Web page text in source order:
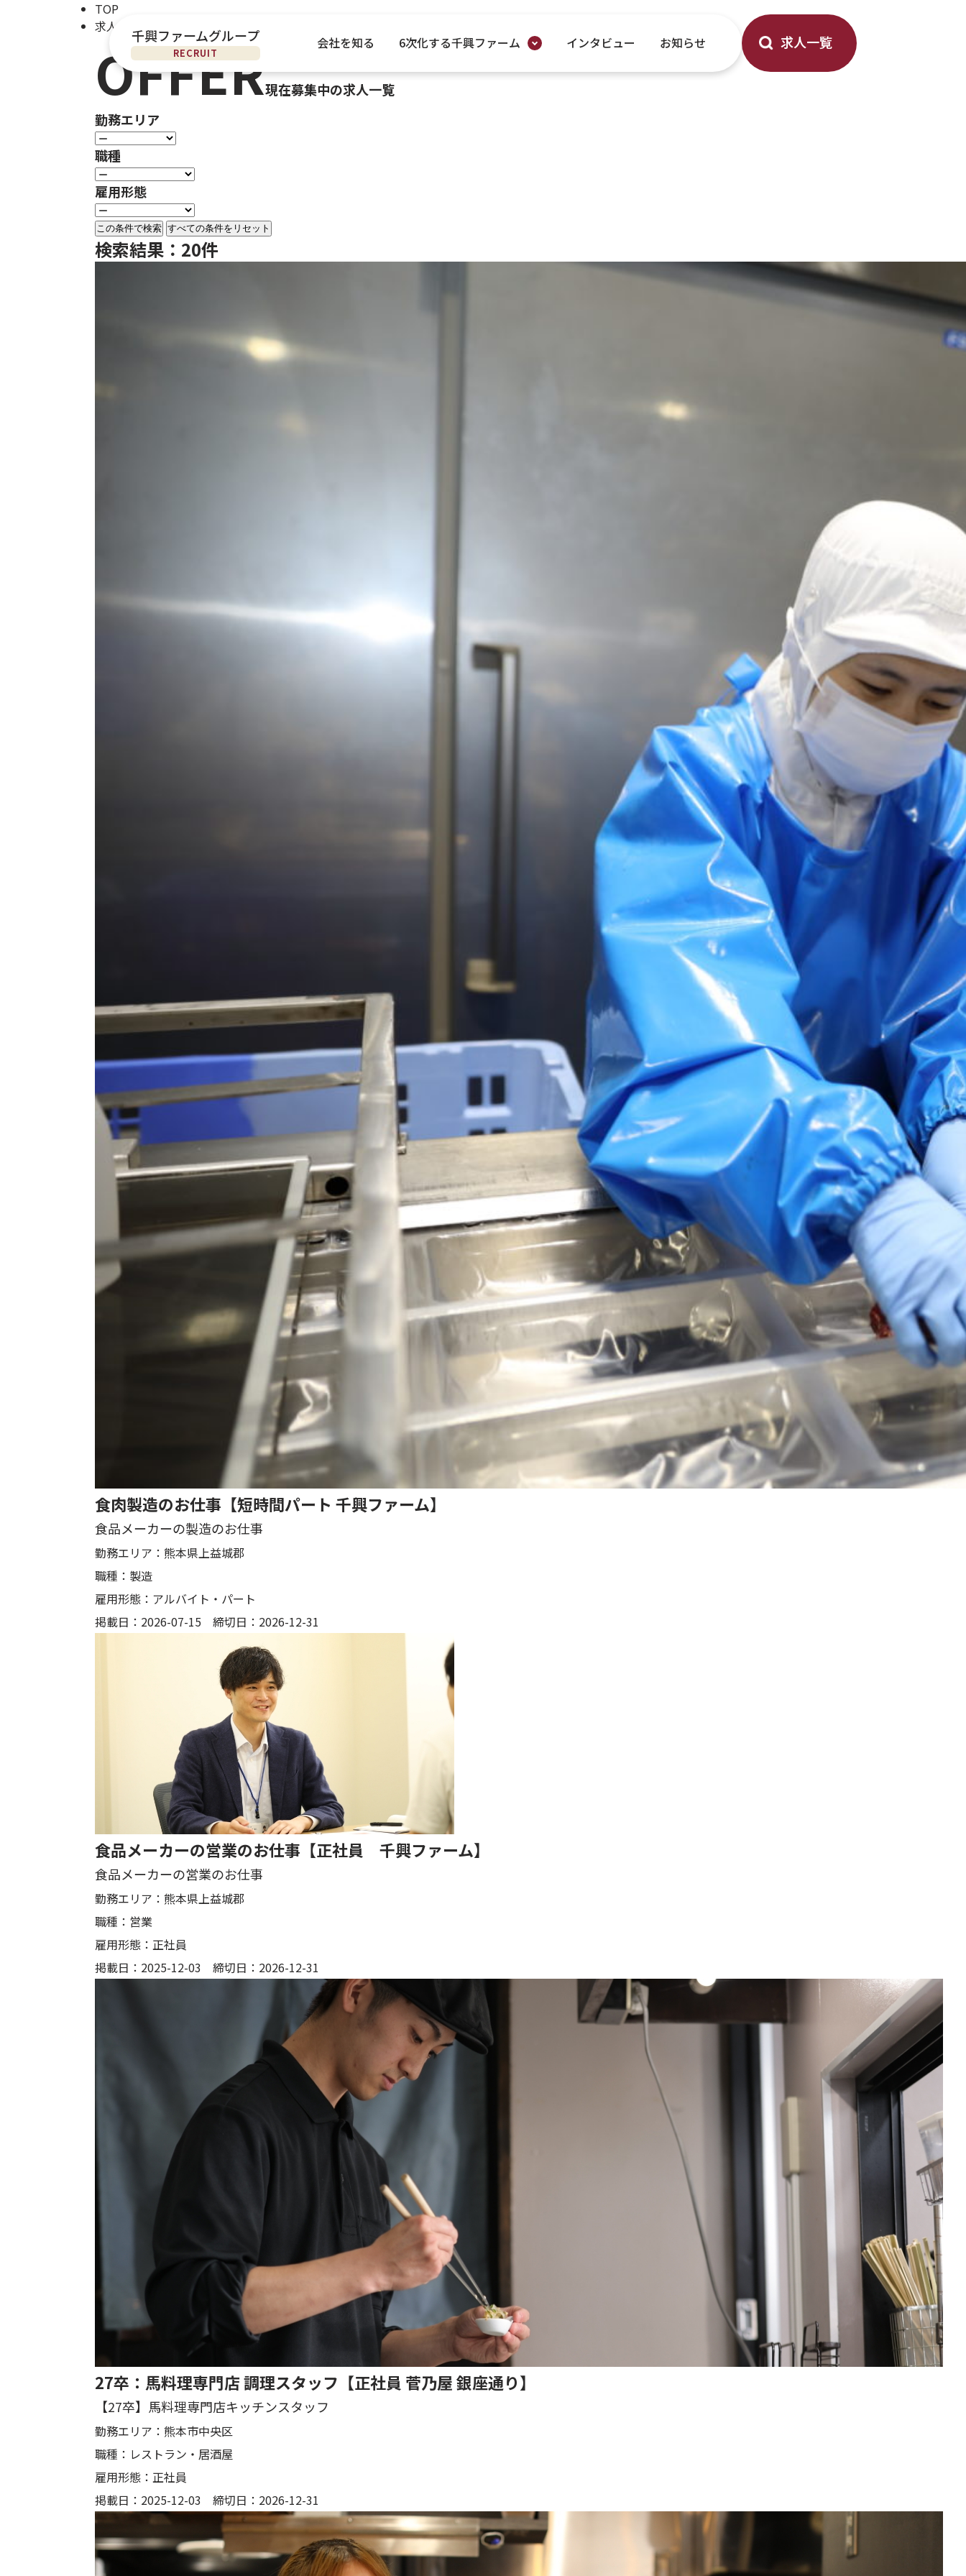
千興ファームグループ
RECRUIT
会社を知る 6次化する千興ファーム インタビュー お知らせ 求人一覧
TOP
求人一覧
OFFER現在募集中の求人一覧
勤務エリア
職種
雇用形態
この条件で検索
検索結果：20件
食肉製造のお仕事【短時間パート 千興ファーム】
食品メーカーの製造のお仕事
勤務エリア： 熊本県上益城郡
職種： 製造
雇用形態： アルバイト・パート
掲載日：2026-07-15 締切日：2026-12-31
食品メーカーの営業のお仕事【正社員 千興ファーム】
食品メーカーの営業のお仕事
勤務エリア： 熊本県上益城郡
職種： 営業
雇用形態： 正社員
掲載日：2025-12-03 締切日：2026-12-31
27卒：馬料理専門店 調理スタッフ【正社員 菅乃屋 銀座通り】
【27卒】馬料理専門店キッチンスタッフ
勤務エリア： 熊本市中央区
職種： レストラン・居酒屋
雇用形態： 正社員
掲載日：2025-12-03 締切日：2026-12-31